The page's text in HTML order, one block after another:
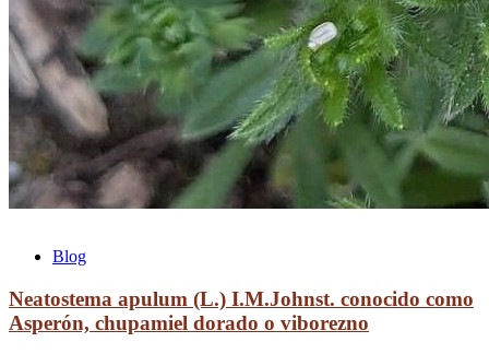
Blog
Neatostema apulum (L.) I.M.Johnst. conocido como
Asperón, chupamiel dorado o viborezno